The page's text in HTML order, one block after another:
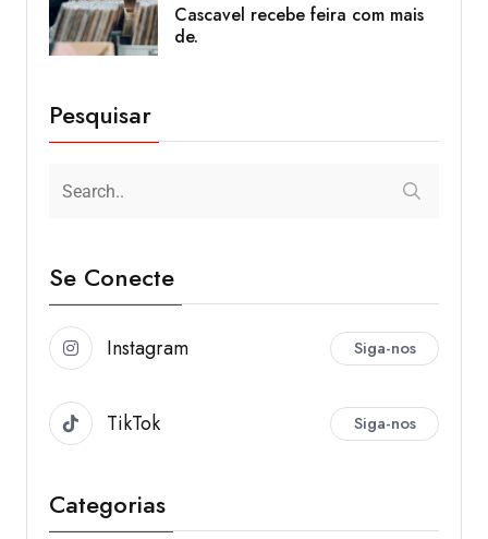
Cascavel recebe feira com mais
de.
Pesquisar
Se Conecte
Instagram Siga-nos
TikTok Siga-nos
Categorias